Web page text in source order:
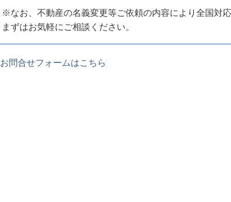
※なお、不動産の名義変更等ご依頼の内容により全国対応
まずはお気軽にご相談ください。
お問合せフォームはこちら